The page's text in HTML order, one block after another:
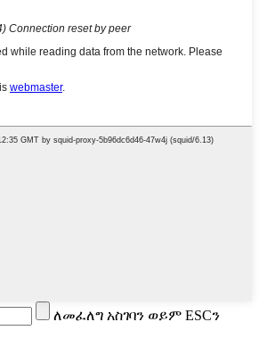
ለመፈለግ አስገባን ወይም ESCን